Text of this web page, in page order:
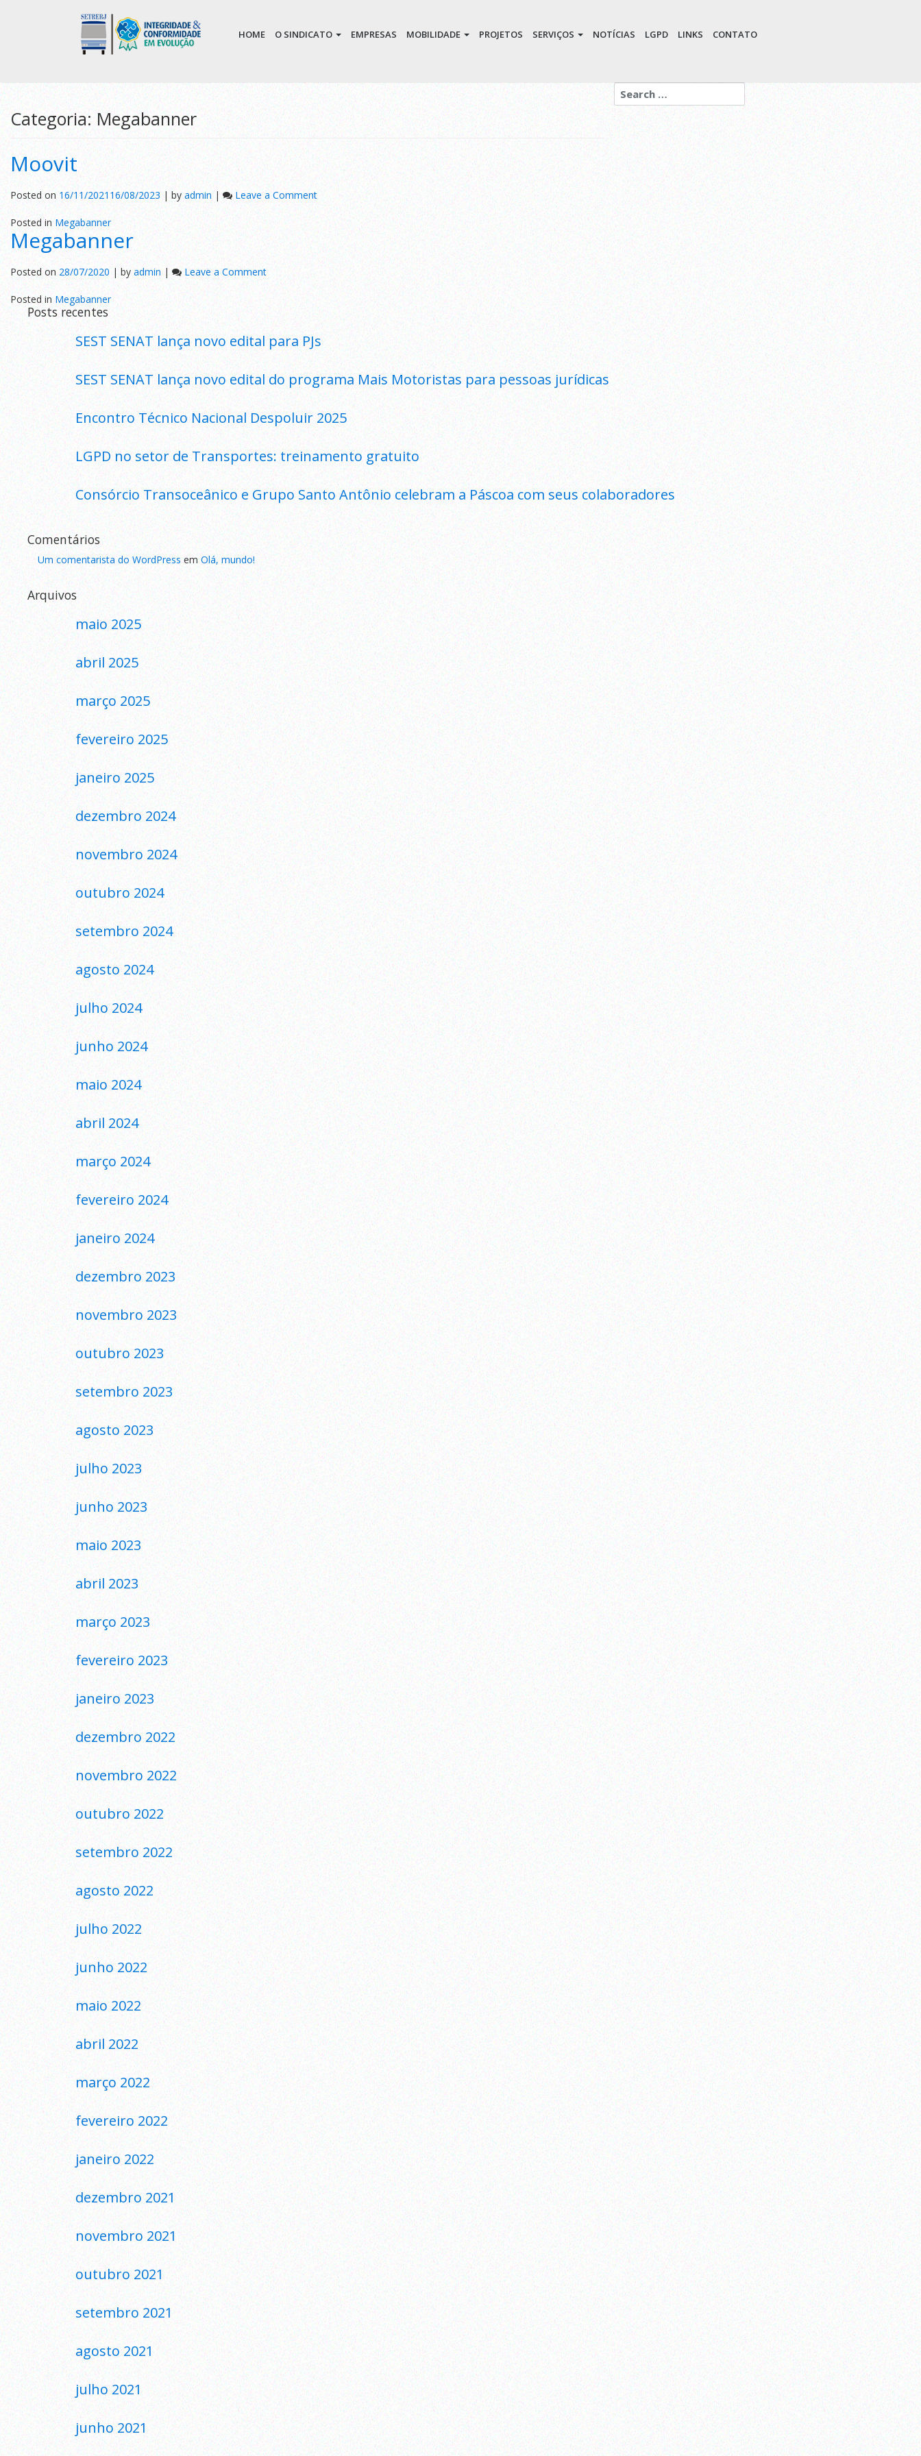
HOME O SINDICATO EMPRESAS MOBILIDADE PROJETOS SERVIÇOS NOTÍCIAS LGPD LINKS CONTATO
Categoria: Megabanner
Moovit
Posted on16/11/2021 16/08/2023| byadmin| Leave a Commenton
Moovit
Posted inMegabanner
Megabanner
Posted on28/07/2020 | by admin | Leave a Commenton
Megabanner
Posted inMegabanner
Posts recentes
SEST SENAT lança novo edital para PJs
SEST SENAT lança novo edital do programa Mais Motoristas para pessoas jurídicas
Encontro Técnico Nacional Despoluir 2025
LGPD no setor de Transportes: treinamento gratuito
Consórcio Transoceânico e Grupo Santo Antônio celebram a Páscoa com seus colaboradores
Comentários
Um comentarista do WordPressemOlá, mundo!
Arquivos
maio 2025
abril 2025
março 2025
fevereiro 2025
janeiro 2025
dezembro 2024
novembro 2024
outubro 2024
setembro 2024
agosto 2024
julho 2024
junho 2024
maio 2024
abril 2024
março 2024
fevereiro 2024
janeiro 2024
dezembro 2023
novembro 2023
outubro 2023
setembro 2023
agosto 2023
julho 2023
junho 2023
maio 2023
abril 2023
março 2023
fevereiro 2023
janeiro 2023
dezembro 2022
novembro 2022
outubro 2022
setembro 2022
agosto 2022
julho 2022
junho 2022
maio 2022
abril 2022
março 2022
fevereiro 2022
janeiro 2022
dezembro 2021
novembro 2021
outubro 2021
setembro 2021
agosto 2021
julho 2021
junho 2021